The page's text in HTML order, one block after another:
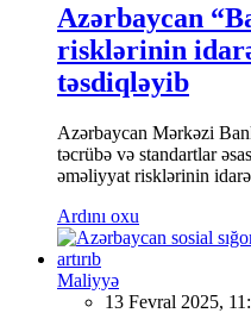
Azərbaycan
risklərinin idarə
təsdiqləyib
Azərbaycan Mərkəzi
təcrübə və standartlar
əməliyyat risklərinin idarə
Ardını oxu
Maliyyə
13 Fevral 2025,